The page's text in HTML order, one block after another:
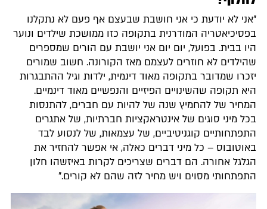
"אני לא יודעת כי אני חושבת שבעצם אף פעם לא נתקלנו
בפסיכיאטריה המודרנית בתקופה כזו ממושכת שילדים ונוער
היו בבית. בפועל, יום יום אני יושבת עם הורים שמספרים
שהילדים לא חוזרים לעצמם מאז הקורונה. חשוב שמורים
יזכרו שמדובר בתקופה מאוד דינמית, ילדות וגיל ההתבגרות
היא תקופה שהשינויים הפיזיים והנפשיים מאוד דינמיים.
המחיר של להחמיץ שנה של להיות עם חברים, להתנסות
בכל מיני סוגים של אינטראקציות חברתיות, של אתגרים
התפתחותיים קוגניטיביים, של עצמאות, של לנסוע לבד
באוטובוס – כל מיני דברים כאלה, אי אפשר להחזיר את
הגלגל אחורה. הם דברים שצריכים לקרות באיזשהו חלון
התפתחותי מסוים ויש מחיר לזה שהם לא קורים."